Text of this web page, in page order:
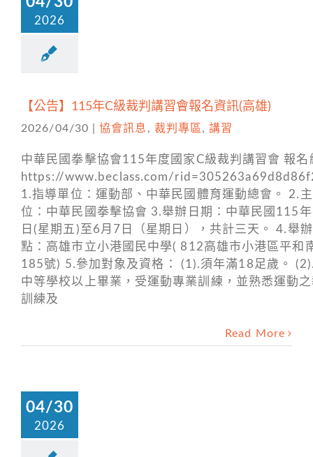
2026
【公告】115年C級裁判講習會報名資訊(高雄)
2026/04/30 協會訊息 , 裁判專區,講習
中華民國拳擊協會115年度國家C級裁判講習會 報名
https://www.beclass.com/
1.指導單位：運動部、中華民國體育運動總會。 2.
位：中華民國拳擊協會 3.舉辦日期：中華民國115
日(星期五)至6月7日（星期日），共計三天。 4.舉
點：高雄市立小港國民中學( 812高雄市小港區平和
185號) 5.參加對象及資格： (1).須年滿18足歲。
中等學校以上畢業，受運動專業訓練，並熟悉運動
訓練及
Read More
04/30
2026